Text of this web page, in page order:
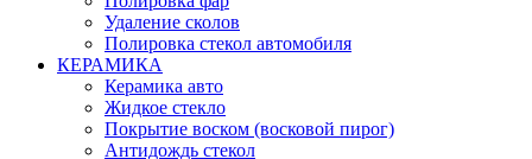
Удаление сколов
Полировка стекол автомобиля
КЕРАМИКА
Керамика авто
Жидкое стекло
Покрытие воском (восковой пирог)
Антидождь стекол